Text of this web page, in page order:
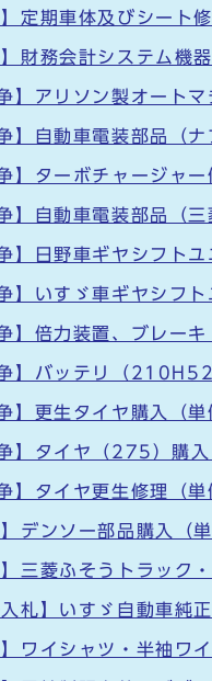
定期車体及びシート
財務会計システム機
】アリソン製オート
】自動車電装部品（
】ターボチャージャー
】自動車電装部品（三
】日野車ギヤシフトユ
】いすゞ車ギヤシフト
】倍力装置、ブレーキ
】バッテリ（
】更生タイヤ購入（単
】タイヤ（275）購入
】タイヤ更生修理（単
デンソー部品購入（単
三菱ふそうトラック
札】いすゞ自動車純
ワイシャツ・半袖ワ